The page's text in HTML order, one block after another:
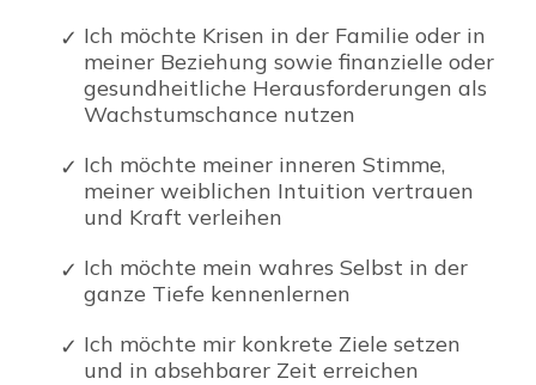
Ich möchte Krisen in der Familie oder in
meiner Beziehung sowie finanzielle oder
gesundheitliche Herausforderungen als
Wachstumschance nutzen
Ich möchte meiner inneren Stimme,
meiner weiblichen Intuition vertrauen
und Kraft verleihen
Ich möchte mein wahres Selbst in der
ganze Tiefe kennenlernen
Ich möchte mir konkrete Ziele setzen
und in absehbarer Zeit erreichen